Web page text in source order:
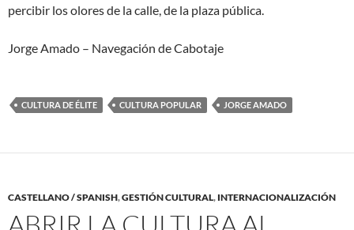
percibir los olores de la calle, de la plaza pública.
Jorge Amado – Navegación de Cabotaje
CULTURA DE ÉLITE CULTURA POPULAR JORGE AMADO
CASTELLANO / SPANISH,GESTIÓN CULTURAL, INTERNACIONALIZACIÓN